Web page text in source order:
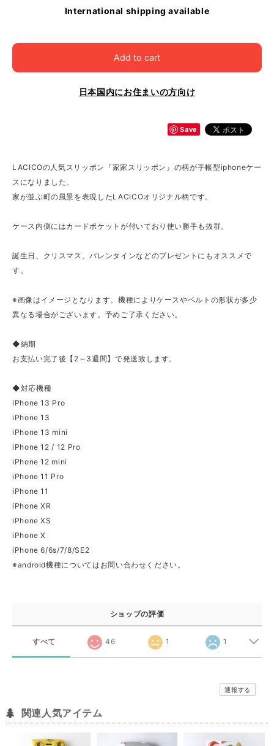
International shipping available
Add to cart
日本国内にお住まいの方向け
Save
LACICOの人気スリッポン『家家スリッポン』の柄が手帳型iphoneケー
スになりました。
家が並ぶ町の風景を表現したLACICOオリジナル柄です。
ケース内側にはカードポケットが付いており使い勝手も抜群。
誕生日、クリスマス、バレンタインなどのプレゼントにもオススメで
す。
※画像はイメージとなります。機種によりケースやベルトの形状が多少
異なる場合がございます。予めご了承ください。
◆納期
お支払い完了後【2～3週間】で発送致します。
◆対応機種
iPhone 13 Pro
iPhone 13
iPhone 13 mini
iPhone 12 / 12 Pro
iPhone 12 mini
iPhone 11 Pro
iPhone 11
iPhone XR
iPhone XS
iPhone X
iPhone 6/6s/7/8/SE2
※android機種についてはお問い合わせください。
ショップの評価
すべて 46 1 1
通報する
関連人気アイテム